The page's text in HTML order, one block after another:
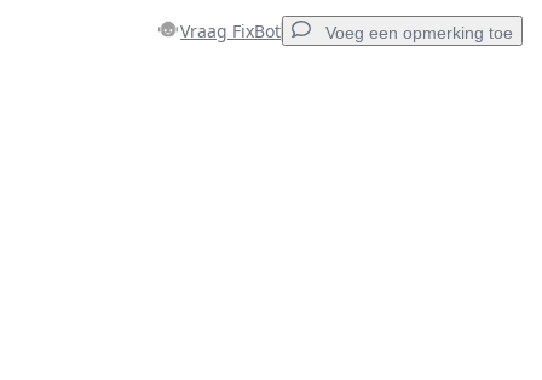
Vraag FixBot Voeg een opmerking toe